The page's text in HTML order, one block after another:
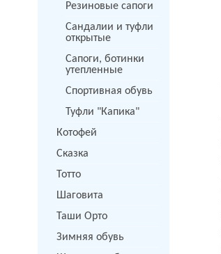
Резиновые сапоги
Сандалии и туфли
открытые
Сапоги, ботинки
утепленные
Спортивная обувь
Туфли "Капика"
Котофей
Сказка
Тотто
Шаговита
Таши Орто
Зимняя обувь